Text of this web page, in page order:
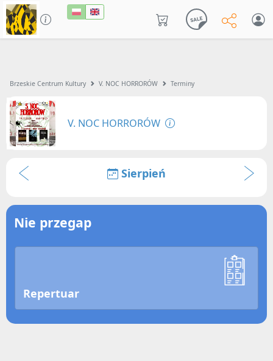
Brzeskie Centrum Kultury V. NOC HORRORÓW Terminy
V. NOC HORRORÓW
Sierpień
Nie przegap
Repertuar